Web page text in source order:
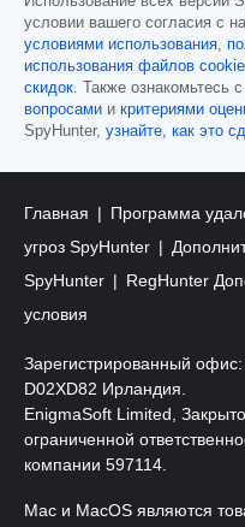
условии вашего согласия с
условиями использования,
использования файлов cookie
скидок. Также ознакомьтесь
вопросами и критериями
SpyHunter, узнайте, как это
Главная Программа
угроз SpyHunter
SpyHunter
RegHunter
условия
Зарегистрированный
D02XD82 Ирландия.
EnigmaSoft Limited,
ограниченной
компании 597114.
Mac и MacOS являются